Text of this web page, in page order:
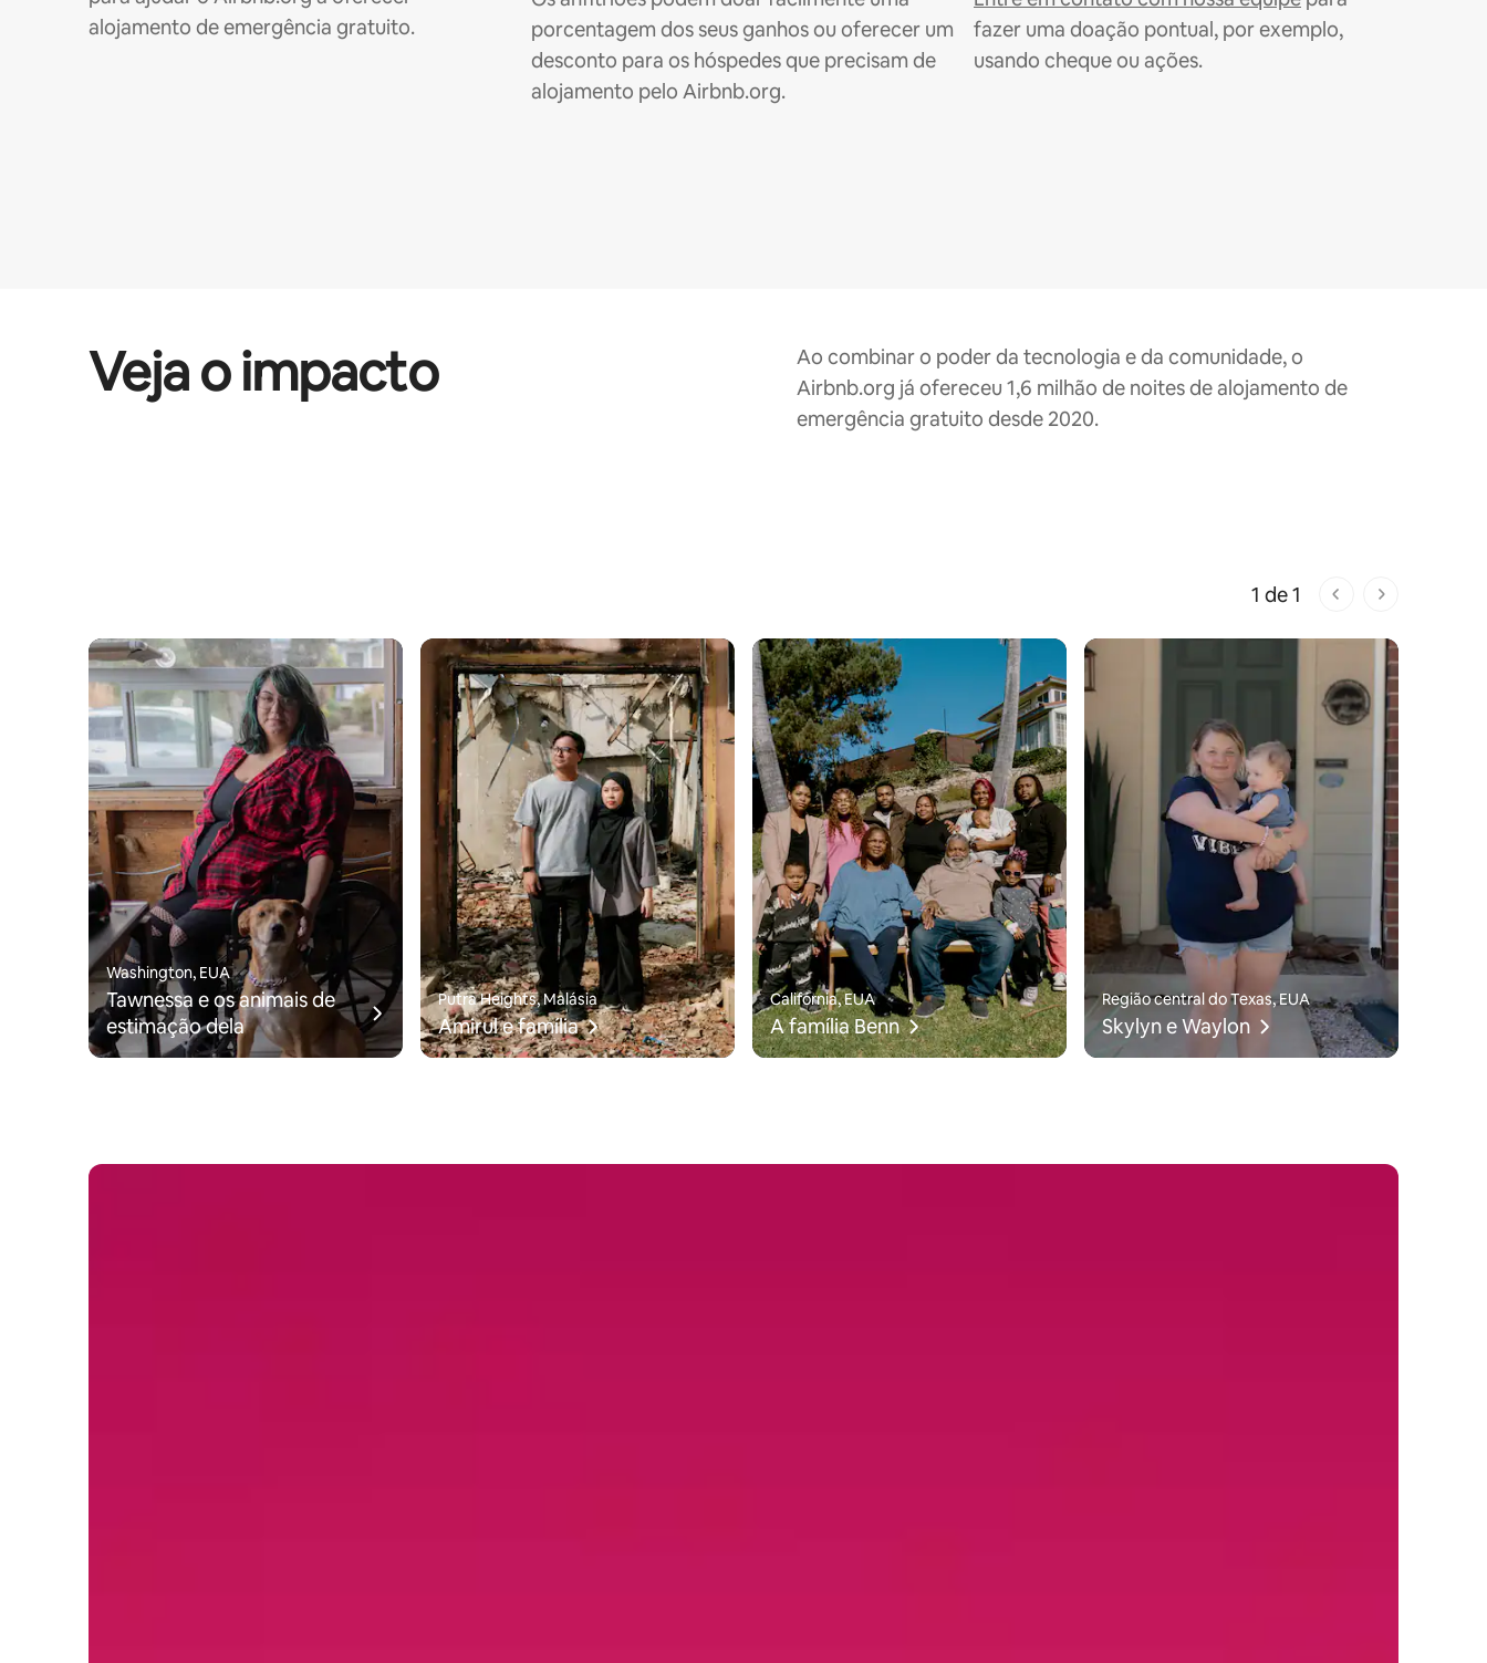
alojamento de emergência gratuito.
porcentagem dos seus ganhos ou oferecer um
desconto para os hóspedes que precisam de
alojamento pelo Airbnb.org.
fazer uma doação pontual, por exemplo,
usando cheque ou ações.
Veja o impacto
Ao combinar o poder da tecnologia e da comunidade, o
Airbnb.org já ofereceu 1,6 milhão de noites de alojamento de
emergência gratuito desde 2020.
1 de 1 páginas
1 de 1
Washington, EUA
Tawnessa e os animais de
estimação dela
Putra Heights, Malásia
Amirul e família
Califórnia, EUA
A família Benn
Região central do Texas, EUA
Skylyn e Waylon